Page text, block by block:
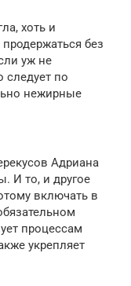
хоть и
без
уж не
следует по
нежирные
Адриана
И то, и другое
включать в
процессам
укрепляет